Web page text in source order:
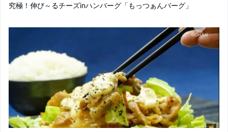
究極！伸び～るチーズinハンバーグ「もっつぁんバーグ」